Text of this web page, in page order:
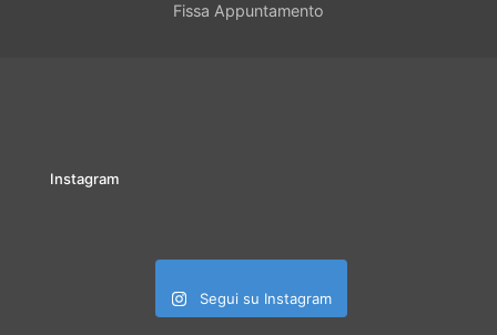
Fissa Appuntamento
Instagram
Segui su Instagram